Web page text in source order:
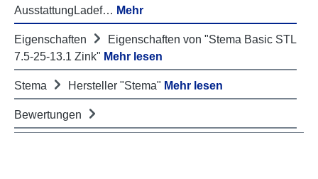
AusstattungLadef… Mehr
Eigenschaften
Eigenschaften von "Stema Basic STL
7.5-25-13.1 Zink" Mehr lesen
Stema Hersteller "Stema" Mehr lesen
Bewertungen